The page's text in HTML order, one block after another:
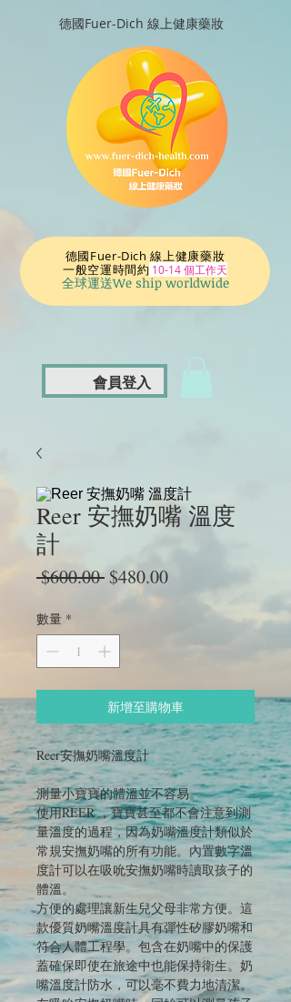
德國Fuer-Dich 線上健康藥妝
德國Fuer-Dich 線上健康藥妝
一般空運時間約 10-14 個工作天
全球運送We ship worldwide
會員登入
Reer 安撫奶嘴 溫度
計
$600.00 一
格
$480.00促
數量 *
新增至購物車
Reer安撫奶嘴溫度計
測量小寶寶的體溫並不容易。
使用REER ，寶寶甚至都不會注意到測
量溫度的過程，因為奶嘴溫度計類似於
常規安撫奶嘴的所有功能。內置數字溫
度計可以在吸吮安撫奶嘴時讀取孩子的
體溫。
方便的處理讓新生兒父母非常方便。這
款優質奶嘴溫度計具有彈性矽膠奶嘴和
符合人體工程學。包含在奶嘴中的保護
蓋確保即使在旅途中也能保持衛生。奶
嘴溫度計防水，可以毫不費力地清潔。